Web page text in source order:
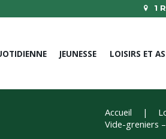
1
JEUNESSE LOISIRS ET
Accueil
Vide-greniers